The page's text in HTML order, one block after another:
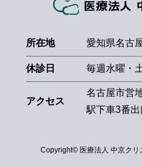
所在地 愛知県名古
休診日 毎週水曜・
アクセス
名古屋市営
駅下車3番
Copyright© 医療法人 中京ク